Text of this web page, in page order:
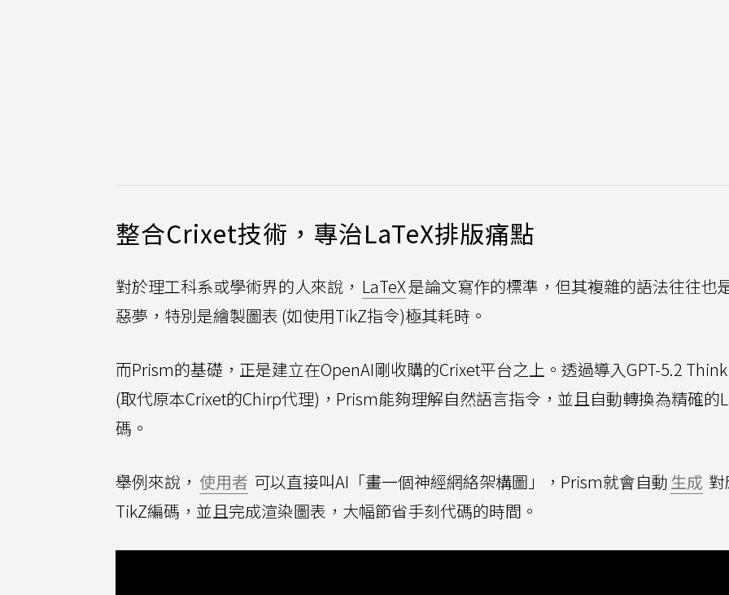
整合Crixet技術，專治LaTeX排版痛點
對於理工科系或學術界的人來說， LaTeX是論文寫作的標準，但其複雜的語法往往也
惡夢，特別是繪製圖表 (如使用TikZ指令)極其耗時。
而Prism的基礎，正是建立在OpenAI剛收購的Crixet平台之上。透過導入GPT-5.2
(取代原本Crixet的Chirp代理)，Prism能夠理解自然語言指令，並且自動轉換為精確的
碼。
舉例來說， 使用者 可以直接叫AI「畫一個神經網絡架構圖」，Prism就會自動生成
TikZ編碼，並且完成渲染圖表，大幅節省手刻代碼的時間。